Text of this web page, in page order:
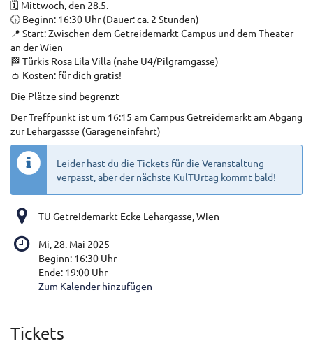
🗓️ Mittwoch, den 28.5.
🕟 Beginn: 16:30 Uhr (Dauer: ca. 2 Stunden)
📍 Start: Zwischen dem Getreidemarkt-Campus und dem Theater
an der Wien
🏁 Türkis Rosa Lila Villa (nahe U4/Pilgramgasse)
👛 Kosten: für dich gratis!
Die Plätze sind begrenzt
Der Treffpunkt ist um 16:15 am Campus Getreidemarkt am Abgang
zur Lehargassse (Garageneinfahrt)
Leider hast du die Tickets für die Veranstaltung
verpasst, aber der nächste KulTUrtag kommt bald!
TU Getreidemarkt Ecke Lehargasse, Wien
Mi, 28. Mai 2025
Beginn: 16:30 Uhr
Ende: 19:00 Uhr
Zum Kalender hinzufügen
Produkte
Tickets